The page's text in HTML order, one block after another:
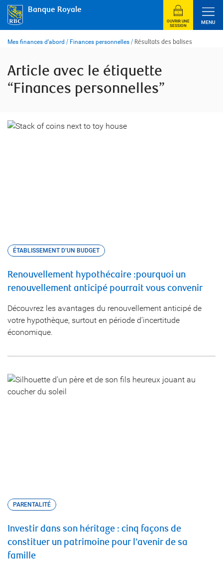
content
Banque Royale
OUVRIR UNE
SESSION
MENU
Mes finances d’abord / Finances personnelles / Résultats des balises
Article avec le étiquette
“Finances personnelles”
ÉTABLISSEMENT D’UN BUDGET
Renouvellement hypothécaire :pourquoi un
renouvellement anticipé pourrait vous convenir
Découvrez les avantages du renouvellement anticipé de
votre hypothèque, surtout en période d’incertitude
économique.
PARENTALITÉ
Investir dans son héritage : cinq façons de
constituer un patrimoine pour l’avenir de sa
famille